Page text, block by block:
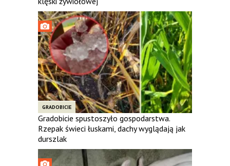
GRADOBICIE
Gradobicie spustoszyło gospodarstwa.
Rzepak świeci łuskami, dachy wyglądają jak
durszlak